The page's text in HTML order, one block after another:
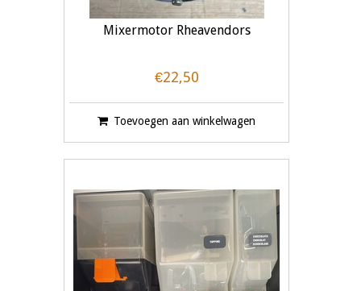
Mixermotor Rheavendors
€22,50
Toevoegen aan winkelwagen